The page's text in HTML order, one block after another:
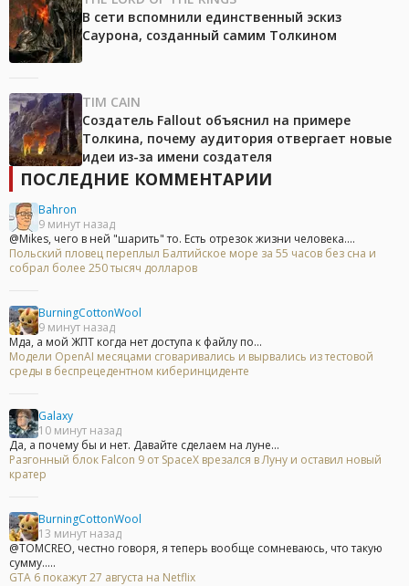
В сети вспомнили единственный эскиз
Саурона, созданный самим Толкином
TIM CAIN
Создатель Fallout объяснил на примере
Толкина, почему аудитория отвергает новые
идеи из-за имени создателя
ПОСЛЕДНИЕ КОММЕНТАРИИ
Bahron
9 минут назад
@Mikes, чего в ней "шарить" то. Есть отрезок жизни человека....
Польский пловец переплыл Балтийское море за 55 часов без сна и
собрал более 250 тысяч долларов
BurningCottonWool
9 минут назад
Мда, а мой ЖПТ когда нет доступа к файлу по...
Модели OpenAI месяцами сговаривались и вырвались из тестовой
среды в беспрецедентном киберинциденте
Galaxy
10 минут назад
Да, а почему бы и нет. Давайте сделаем на луне...
Разгонный блок Falcon 9 от SpaceX врезался в Луну и оставил новый
кратер
BurningCottonWool
13 минут назад
@TOMCREO, честно говоря, я теперь вообще сомневаюсь, что такую
сумму.....
GTA 6 покажут 27 августа на Netflix